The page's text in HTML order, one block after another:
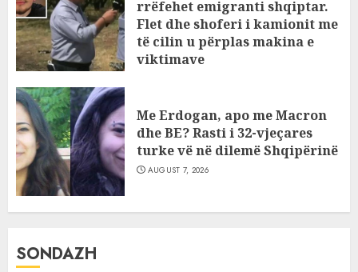
rrëfehet emigranti shqiptar.
Flet dhe shoferi i kamionit me
të cilin u përplas makina e
viktimave
Me Erdogan, apo me Macron
dhe BE? Rasti i 32-vjeçares
turke vë në dilemë Shqipërinë
AUGUST 7, 2026
SONDAZH